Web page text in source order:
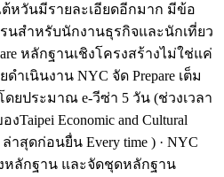
หวันมีรายละเอียดอีกมาก มีข้อ
สำหรับนักงานธุรกิจและนักเที่ยว
หลักฐานเชิงโครงสร้างไม่ใช่แค่
เนินงาน NYC จัด Prepare เต็ม
ยประมาณ e-วีซ่า 5 วัน (ช่วงเวลา
Economic and Cultural
าสุดก่อนยื่น Every time ) · NYC
หลักฐาน และจัดชุดหลักฐาน